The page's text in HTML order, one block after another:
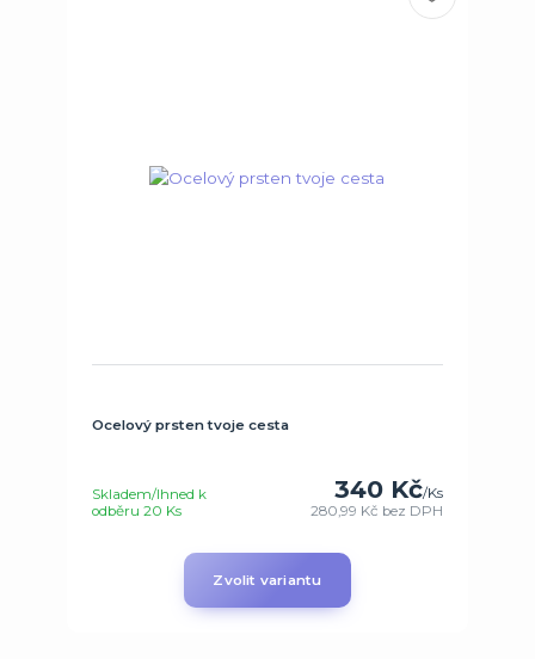
Ocelový prsten tvoje cesta
340 Kč/Ks
280,99 Kč bez DPH
Skladem/Ihned k
odběru 20 Ks
Zvolit variantu